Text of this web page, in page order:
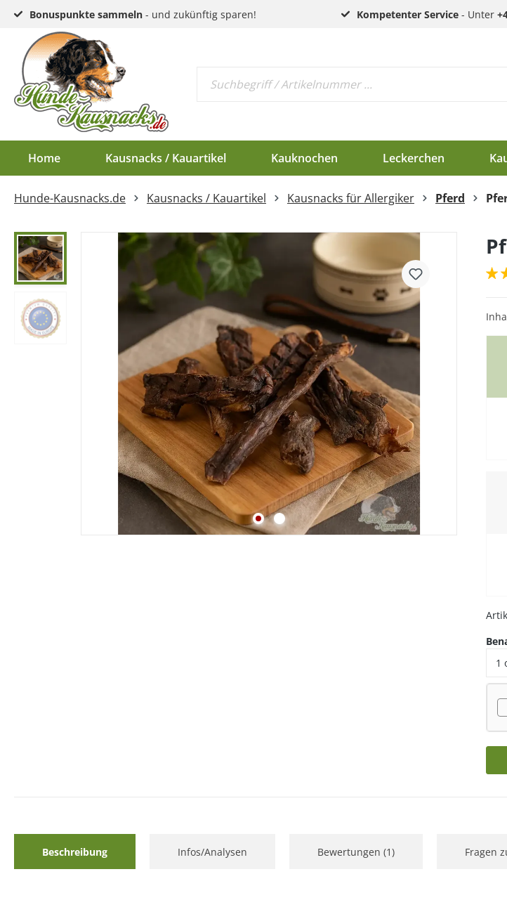
Bonuspunkte sammeln - und zukünftig sparen! Kompetenter Service- Unter
Home Kausnacks / Kauartikel Kauknochen Leckerchen
Schlund & Dörrfleisch
Kopfhaut & Haut
Sehnen
Ziemer
Ohren
Strossen
Fleisch
Lunge
Pansen & Lunge
Leber & Herz
Schwanz & Ochsenschwanz
Nasen
Maul & Lefzen
Knochen & Beine
Kauknochen EU-Ware
Kauknochen Standard
Endloswürstchen
Mini-Würstchen
Kaugeweihe Half
Dam-Schäufle
Hirschgeweih-Rosetten
Hunde-Kausnacks.de Kausnacks / Kauartikel Kausnacks für Allergiker Pferd
Beschreibung Infos/Analysen Bewertungen (1) Fragen